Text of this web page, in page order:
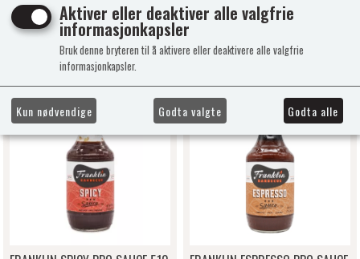
510g 18oz
Kr 199,00
510g 18oz
Kr 199,00
Aktiver eller deaktiver alle valgfrie
informasjonkapsler
Bruk denne bryteren til å aktivere eller deaktivere alle valgfrie
informasjonkapsler.
Kun nødvendige Godta valgte Godta alle